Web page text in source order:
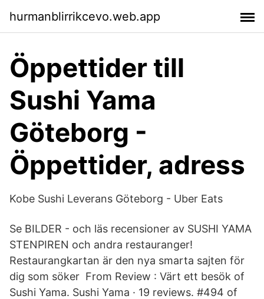
hurmanblirrikcevo.web.app
Öppettider till
Sushi Yama
Göteborg -
Öppettider, adress
Kobe Sushi Leverans Göteborg - Uber Eats
Se BILDER - och läs recensioner av SUSHI YAMA
STENPIREN och andra restauranger!
Restaurangkartan är den nya smarta sajten för
dig som söker From Review : Värt ett besök of
Sushi Yama. Sushi Yama · 19 reviews. #494 of